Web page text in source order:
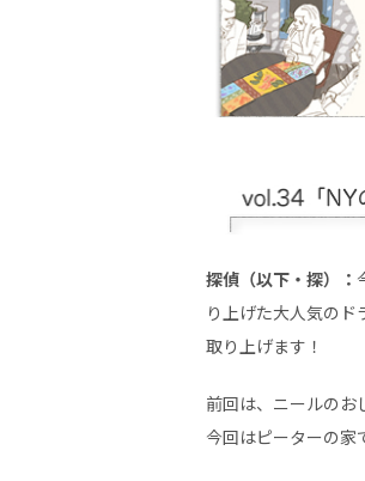
探偵（以下・探）：
り上げた大人気の
取り上げます！
前回は、ニールのお
今回はピーターの家